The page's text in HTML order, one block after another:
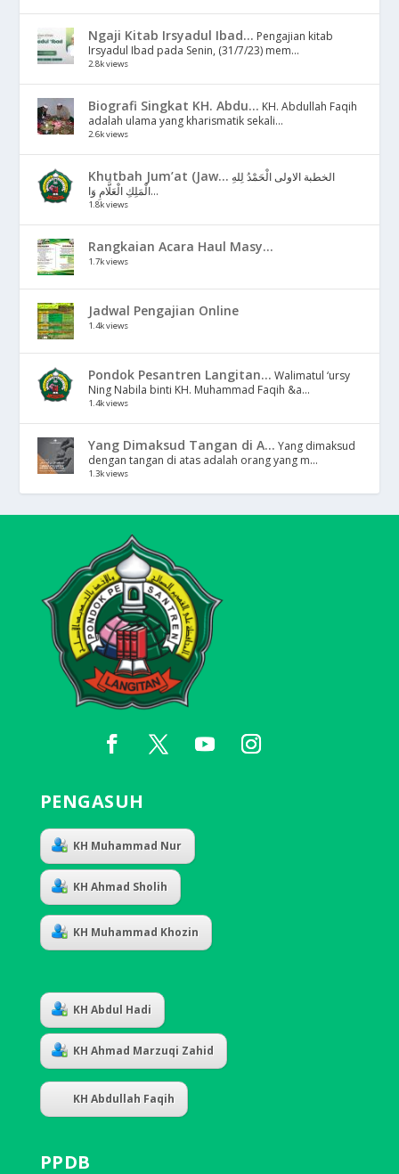
Ngaji Kitab Irsyadul Ibad... Pengajian kitab
Irsyadul Ibad pada Senin, (31/7/23) mem...
2.8k views
Biografi Singkat KH. Abdu... KH. Abdullah Faqih
adalah ulama yang kharismatik sekali...
2.6k views
Khutbah Jum’at (Jaw... الخطبة الاولى الْحَمْدُ لِلهِ
الْمَلِكِ الْعَلَّامِ وَا...
1.8k views
Rangkaian Acara Haul Masy...
1.7k views
Jadwal Pengajian Online
1.4k views
Pondok Pesantren Langitan... Walimatul ‘ursy
Ning Nabila binti KH. Muhammad Faqih &a...
1.4k views
Yang Dimaksud Tangan di A... Yang dimaksud
dengan tangan di atas adalah orang yang m...
1.3k views
PENGASUH
KH Muhammad Nur
KH Ahmad Sholih
KH Muhammad Khozin
KH Abdul Hadi
KH Ahmad Marzuqi Zahid
KH Abdullah Faqih
PPDB